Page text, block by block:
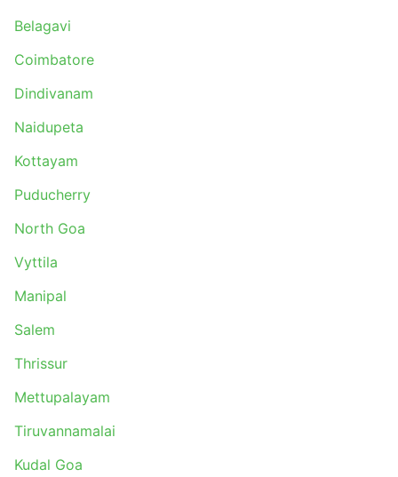
Belagavi
Coimbatore
Dindivanam
Naidupeta
Kottayam
Puducherry
North Goa
Vyttila
Manipal
Salem
Thrissur
Mettupalayam
Tiruvannamalai
Kudal Goa